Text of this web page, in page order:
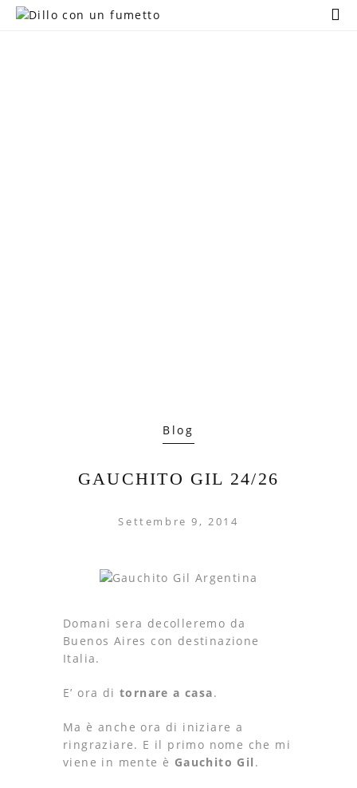
Home
Blog
GAUCHITO GIL 24/26
Settembre 9, 2014
Domani sera decolleremo da
Buenos Aires con destinazione
Italia.
E’ ora di tornare a casa.
Ma è anche ora di iniziare a
ringraziare. E il primo nome che mi
viene in mente è Gauchito Gil .